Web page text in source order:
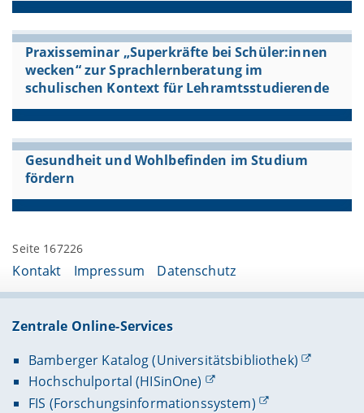
Praxisseminar „Superkräfte bei Schüler:innen
wecken“ zur Sprachlernberatung im
schulischen Kontext für Lehramtsstudierende
Gesundheit und Wohlbefinden im Studium
fördern
Seite 167226
Kontakt Impressum Datenschutz
Zentrale Online-Services
Bamberger Katalog (Universitätsbibliothek)
Hochschulportal (HISinOne)
FIS (Forschungsinformationssystem)